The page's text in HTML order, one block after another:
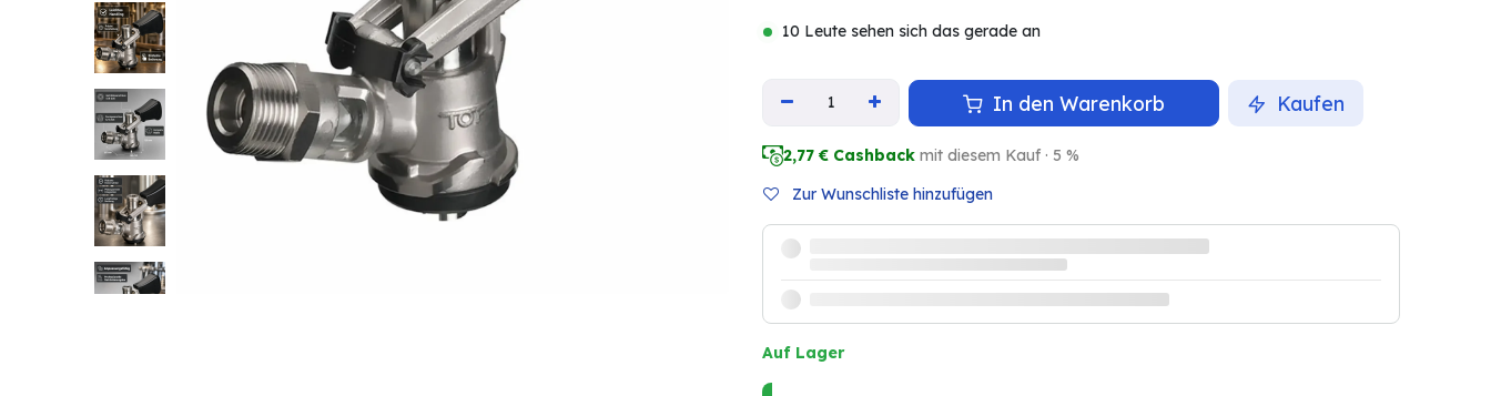
10 Leute sehen sich das gerade an
In den Warenkorb Kaufen
2,77 € Cashback mit diesem Kauf · 5 %
Zur Wunschliste hinzufügen
Auf Lager